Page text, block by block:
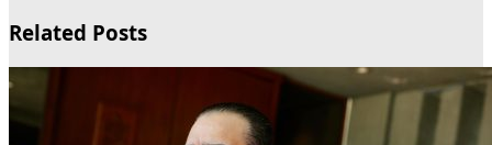
Related Posts